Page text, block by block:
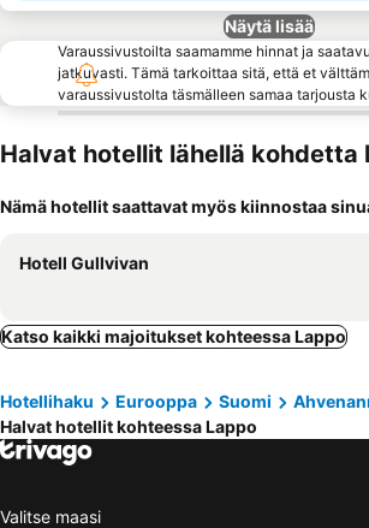
Näytä lisää
Varaussivustoilta saamamme hinnat ja
jatkuvasti. Tämä tarkoittaa sitä, että et
varaussivustolta täsmälleen samaa tarjousta
Halvat hotellit lähellä kohdetta
Nämä hotellit saattavat myös kiinnostaa
Hotell Gullvivan
Katso kaikki majoitukset kohteessa Lappo
Hotellihaku Eurooppa Suomi
Halvat hotellit kohteessa Lappo
Valitse maasi